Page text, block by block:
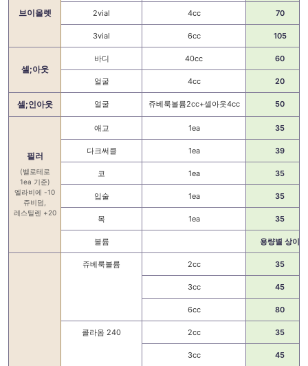
브이올렛 2vial 4cc 70
3vial 6cc 105
셀;아웃
바디 40cc 60
얼굴 4cc 20
셀;인아웃 얼굴 쥬베룩볼륨2cc+셀아웃4cc 50
필러
(벨로테로
1ea 기준)
엘라비에 -10
쥬비덤,
레스틸렌 +20
애교 1ea 35
다크써클 1ea 39
코 1ea 35
입술 1ea 35
목 1ea 35
볼륨 용량별 상이
쥬베룩볼륨 2cc 35
3cc 45
6cc 80
콜라옴 240 2cc 35
3cc 45